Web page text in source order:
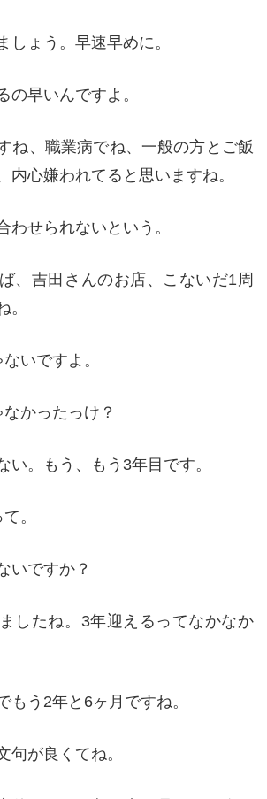
しょう。早速早めに。
の早いんですよ。
ね、職業病でね、一般の方とご飯
内心嫌われてると思いますね。
わせられないという。
、吉田さんのお店、こないだ1周
。
いですよ。
かったっけ？
い。もう、もう3年目です。
。
いですか？
したね。3年迎えるってなかなか
もう2年と6ヶ月ですね。
句が良くてね。